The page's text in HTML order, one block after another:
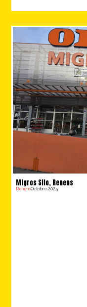
Migros Silo, Renens
RenensOctobre 2025